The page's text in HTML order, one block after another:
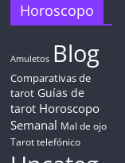
Horoscopo
Amuletos Blog
Comparativas de
tarot Guías de
tarot Horoscopo
Semanal Mal de ojo
Tarot telefónico